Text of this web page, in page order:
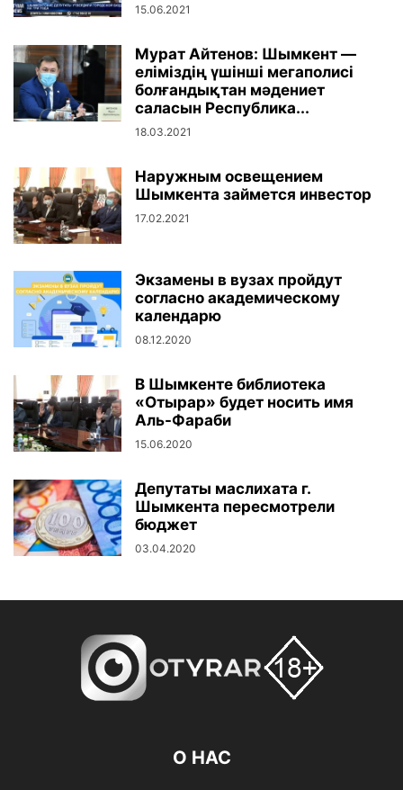
15.06.2021
Мурат Айтенов: Шымкент —
еліміздің үшінші мегаполисі
болғандықтан мәдениет
саласын Республика...
18.03.2021
Наружным освещением
Шымкента займется инвестор
17.02.2021
Экзамены в вузах пройдут
согласно академическому
календарю
08.12.2020
В Шымкенте библиотека
«Отырар» будет носить имя
Аль-Фараби
15.06.2020
Депутаты маслихата г.
Шымкента пересмотрели
бюджет
03.04.2020
О НАС